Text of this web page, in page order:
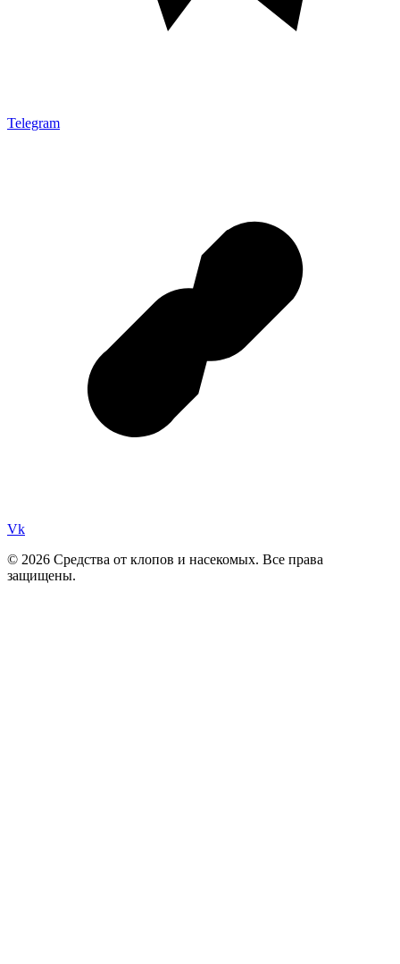
Telegram
Vk
© 2026 Средства от клопов и насекомых. Все права
защищены.